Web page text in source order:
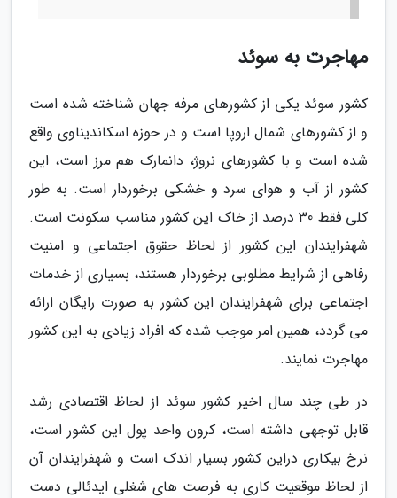
مهاجرت به سوئد
کشور سوئد یکی از کشورهای مرفه جهان شناخته شده است
و از کشورهای شمال اروپا است و در حوزه اسکاندیناوی واقع
شده است و با کشورهای نروژ، دانمارک هم مرز است، این
کشور از آب و هوای سرد و خشکی برخوردار است. به طور
کلی فقط 30 درصد از خاک این کشور مناسب سکونت است.
شهفرایندان این کشور از لحاظ حقوق اجتماعی و امنیت
رفاهی از شرایط مطلوبی برخوردار هستند، بسیاری از خدمات
اجتماعی برای شهفرایندان این کشور به صورت رایگان ارائه
می گردد، همین امر موجب شده که افراد زیادی به این کشور
مهاجرت نمایند.
در طی چند سال اخیر کشور سوئد از لحاظ اقتصادی رشد
قابل توجهی داشته است، کرون واحد پول این کشور است،
نرخ بیکاری دراین کشور بسیار اندک است و شهفرایندان آن
از لحاظ موقعیت کاری به فرصت های شغلی ایدئالی دست